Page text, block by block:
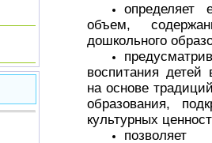
объем,
дошкольного
воспитания детей
на основе
образования,
культурных